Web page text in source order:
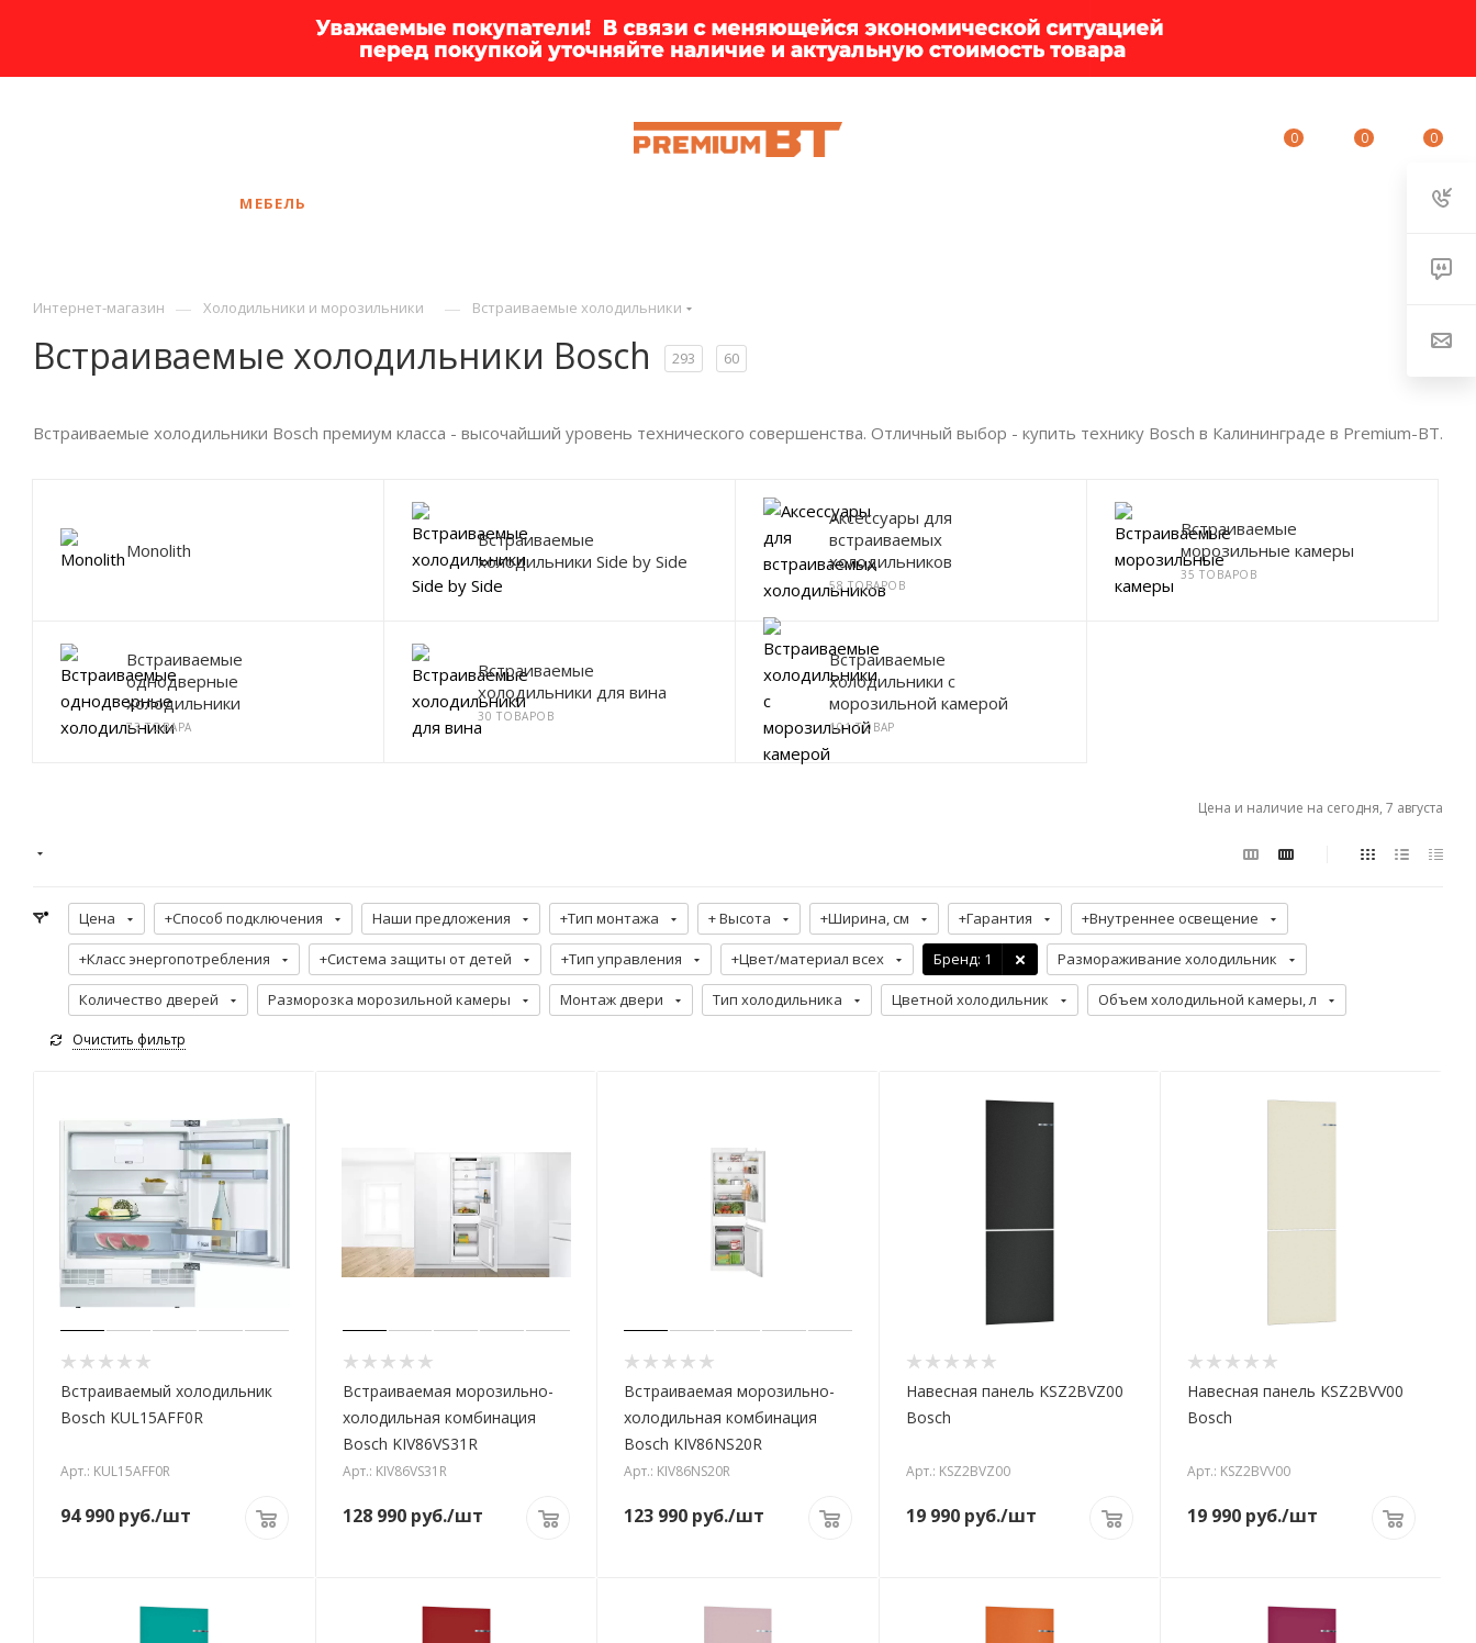
0 0 0
МЕБЕЛЬ
Интернет-магазин — Холодильники и морозильники — Встраиваемые холодильники
Встраиваемые холодильники Bosch 293 60
Monolith
Встраиваемые
холодильники Side by Side
Аксессуары для
встраиваемых
холодильников
58 ТОВАРОВ
Встраиваемые
морозильные камеры
35 ТОВАРОВ
Встраиваемые
однодверные
холодильники
73 ТОВАРА
Встраиваемые
холодильники для вина
30 ТОВАРОВ
Встраиваемые
холодильники с
морозильной камерой
101 ТОВАР
Встраиваемые холодильники Bosch премиум класса - высочайший уровень технического совершенства. Отличный выбор - купить технику Bosch в Калининграде в Premium-BT.
Цена и наличие на сегодня, 7 августа
Цена +Способ подключения Наши предложения +Тип монтажа + Высота +Ширина, см +Гарантия +Внутреннее освещение
+Класс энергопотребления +Система защиты от детей +Тип управления +Цвет/материал всех Бренд: 1 Размораживание холодильник
Количество дверей Разморозка морозильной камеры Монтаж двери Тип холодильника Цветной холодильник Объем холодильной камеры, л
Очистить фильтр
Встраиваемый холодильник
Bosch KUL15AFF0R
Арт.: KUL15AFF0R
94 990 руб./шт
Встраиваемая морозильно-
холодильная комбинация
Bosch KIV86VS31R
Арт.: KIV86VS31R
128 990руб./шт
Встраиваемая морозильно-
холодильная комбинация
Bosch KIV86NS20R
Арт.: KIV86NS20R
123 990 руб./шт
Навесная панель KSZ2BVZ00
Bosch
Арт.: KSZ2BVZ00
19 990руб./шт
Навесная панель KSZ2BVV00
Bosch
Арт.: KSZ2BVV00
19 990 руб./шт